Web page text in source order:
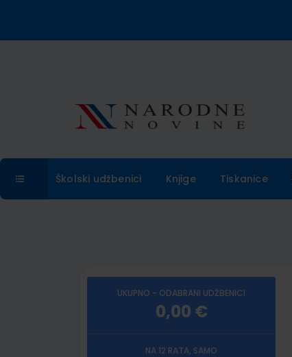
Školski udžbenici Knjige Tiskanice
UKUPNO - ODABRANI UDŽBENICI
0,00 €
NA 12 RATA, SAMO